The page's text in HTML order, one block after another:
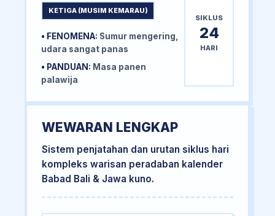
KETIGA (MUSIM KEMARAU)
• FENOMENA: Sumur mengering,
udara sangat panas
• PANDUAN: Masa panen
palawija
SIKLUS
24
HARI
WEWARAN LENGKAP
Sistem penjatahan dan urutan siklus hari
kompleks warisan peradaban kalender
Babad Bali & Jawa kuno.